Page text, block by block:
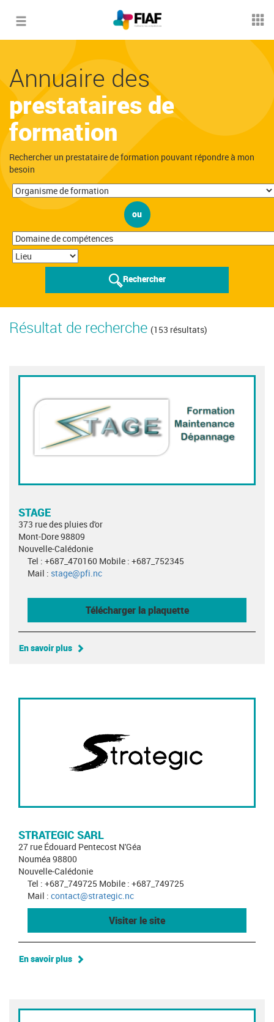
Toggle
Annuaire des
prestataires de
formation
Rechercher un prestataire de formation pouvant répondre à mon
besoin
ou
Rechercher
Résultat de recherche (153 résultats)
STAGE
373 rue des pluies d'or
Mont-Dore 98809
Nouvelle-Calédonie
Tel : +687_470160 Mobile : +687_752345
Mail : stage@pfi.nc
Télécharger la plaquette
En savoir plus
STRATEGIC SARL
27 rue Édouard Pentecost N'Géa
Nouméa 98800
Nouvelle-Calédonie
Tel : +687_749725 Mobile : +687_749725
Mail : contact@strategic.nc
Visiter le site
En savoir plus